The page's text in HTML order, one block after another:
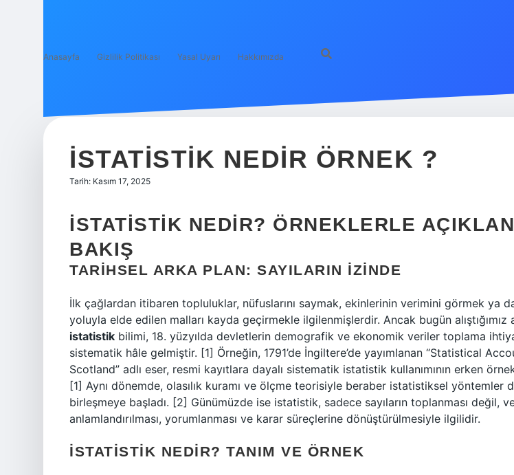
Anasayfa Gizlilik Politikası Yasal Uyarı Hakkımızda
İSTATISTIK NEDIR ÖRNEK ?
Tarih: Kasım 17, 2025
İSTATISTIK NEDIR? ÖRNEKLERLE
BAKIŞ
TARIHSEL ARKA PLAN: SAYILARIN İZINDE
İlk çağlardan itibaren topluluklar, nüfuslarını saymak, ekinlerinin verimini görmek ya
yoluyla elde edilen malları kayda geçirmekle ilgilenmişlerdir. Ancak bugün alıştığımız
istatistik bilimi, 18. yüzyılda devletlerin demografik ve ekonomik veriler toplama
sistematik hâle gelmiştir. [1] Örneğin, 1791’de İngiltere’de yayımlanan “Statistical
Scotland” adlı eser, resmi kayıtlara dayalı sistematik istatistik kullanımının erken
[1] Aynı dönemde, olasılık kuramı ve ölçme teorisiyle beraber istatistiksel yöntemler
birleşmeye başladı. [2] Günümüzde ise istatistik, sadece sayıların toplanması değil,
anlamlandırılması, yorumlanması ve karar süreçlerine dönüştürülmesiyle ilgilidir.
İSTATISTIK NEDIR? TANIM VE ÖRNEK